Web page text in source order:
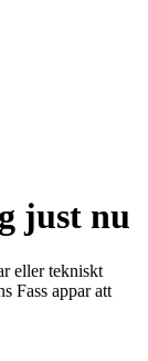
just nu
eller tekniskt
Fass appar att